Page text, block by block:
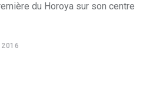
du Horoya sur son centre
2016